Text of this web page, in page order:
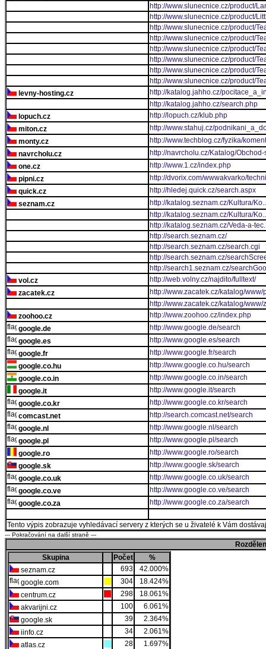
http://www.slunecnice.cz/product/
http://www.slunecnice.cz/product/
http://www.slunecnice.cz/product/
http://www.slunecnice.cz/product/
http://www.slunecnice.cz/product/
http://www.slunecnice.cz/product/
http://www.slunecnice.cz/product/
http://www.slunecnice.cz/product/
levny-hosting.cz
http://katalog.jahho.cz/
http://katalog.jahho.cz/search.php
lopuch.cz
http://lopuch.cz/klub.php
miton.cz
http://www.stahuj.cz/
monty.cz
http://www.techblog.cz/fyzika/
navrcholu.cz
http://navrcholu.cz/Katalog/
one.cz
http://www.1.cz/index.php
pipni.cz
http://dvorix.com/wwwakvarko/
quick.cz
http://hledej.quick.cz/search.aspx
seznam.cz
http://katalog.seznam.cz/Kultura/
http://katalog.seznam.cz/Kultura/
http://katalog.seznam.cz/Veda-a-
http://search.seznam.cz/
http://search.seznam.cz/search.cgi
http://search.seznam.cz/
http://search1.seznam.cz/
vol.cz
http://web.volny.cz/najdito/fulltext/
zacatek.cz
http://www.zacatek.cz/katalog/
http://www.zacatek.cz/katalog/
zoohoo.cz
http://www.zoohoo.cz/index.php
google.de
http://www.google.de/search
google.es
http://www.google.es/search
google.fr
http://www.google.fr/search
google.co.hu
http://www.google.co.hu/search
google.co.in
http://www.google.co.in/search
google.it
http://www.google.it/search
google.co.kr
http://www.google.co.kr/search
comcast.net
http://search.comcast.net/search
google.nl
http://www.google.nl/search
google.pl
http://www.google.pl/search
google.ro
http://www.google.ro/search
google.sk
http://www.google.sk/search
google.co.uk
http://www.google.co.uk/search
google.co.ve
http://www.google.co.ve/search
google.co.za
http://www.google.co.za/search
Tento výpis zobrazuje vyhledávací servery z kterých se u živatelé k Vám
--- Pokračování na další straně ---
Skupina
Počet
%
seznam.cz
693
42.000%
google.com
304
18.424%
centrum.cz
298
18.061%
akvarijni.cz
100
6.061%
google.sk
39
2.364%
iinfo.cz
34
2.061%
atlas.cz
28
1.697%